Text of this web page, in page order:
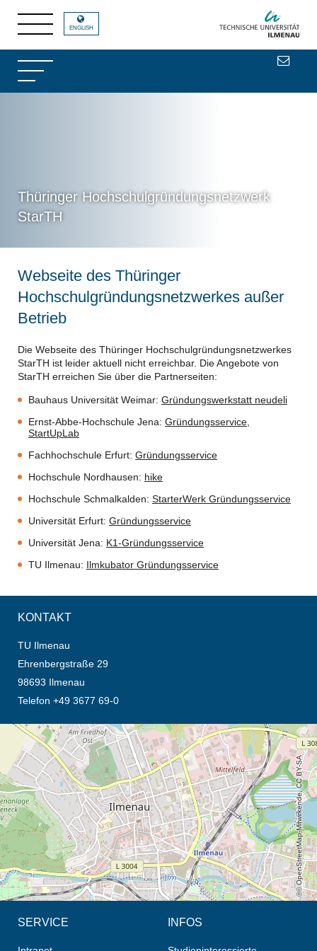
Thüringer Hochschulgründungsnetzwerk
StarTH
ENGLISH
Webseite des Thüringer
Hochschulgründungsnetzwerkes außer
Betrieb
Die Webseite des Thüringer Hochschulgründungsnetzwerkes
StarTH ist leider aktuell nicht erreichbar. Die Angebote von
StarTH erreichen Sie über die Partnerseiten:
Bauhaus Universität Weimar: Gründungswerkstatt neudeli
Ernst-Abbe-Hochschule Jena: Gründungsservice
StartUpLab
Fachhochschule Erfurt: Gründungsservice
Hochschule Nordhausen: hike
Hochschule Schmalkalden: StarterWerk Gründungsservice
Universität Erfurt: Gründungsservice
Universität Jena: K1-Gründungsservice
TU Ilmenau: Ilmkubator Gründungsservice
KONTAKT
TU Ilmenau
Ehrenbergstraße 29
98693 Ilmenau
Telefon +49 3677 69-0
Öffnet die Anfahrtsbeschreibung in neuem Tab (Karte)
© OpenStreetMap-Mitwirkende, CC BY-SA
SERVICE INFOS